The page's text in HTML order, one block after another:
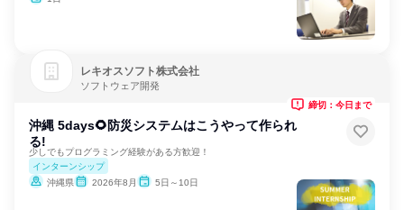
レキオスソフト株式会社
ソフトウェア開発
沖縄 5days🌻防災システムはこうやって作られ
る!
少しでもプログラミング経験がある方歓迎！
インターンシップ
沖縄県
2026年8月 5日～10日
締切：今日まで